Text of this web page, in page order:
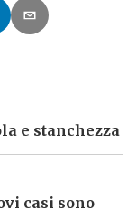
e stanchezza
casi sono